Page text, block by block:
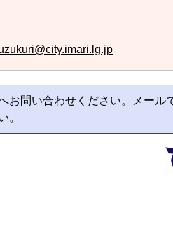
お問い合わせください。メール
。